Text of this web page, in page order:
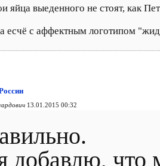
яйца выеденного не стоят, как
есчё с аффектным логотипом
13.01.2015 00:32
добавлю, что